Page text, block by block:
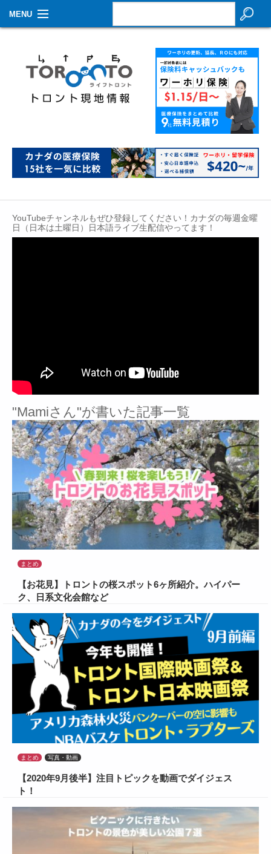
MENU
生活情報
その他
イベントカレンダー
About Us
YouTubeチャンネルもぜひ登録してください！カナダの毎週金曜
日（日本は土曜日）日本語ライブ生配信やってます！
"Mamiさん"が書いた記事一覧
まとめ
【お花見】トロントの桜スポット6ヶ所紹介。ハイパー
ク、日系文化会館など
まとめ 写真・動画
【2020年9月後半】注目トピックを動画でダイジェス
ト！